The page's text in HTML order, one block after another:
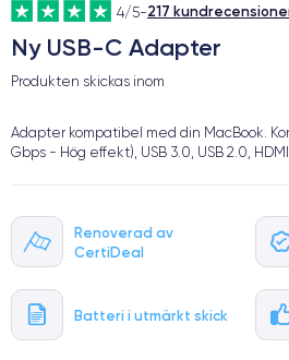
4/5-217
Ny USB-C Adapter
Produkten skickas inom
Adapter kompatibel med din MacBook.
Gbps - Hög effekt), USB 3.0, USB 2.0,
Renoverad av
CertiDeal
Batteri i utmärkt skick